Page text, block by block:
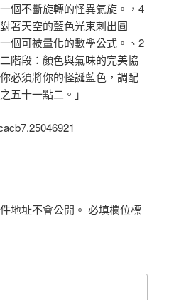
個不斷旋轉的怪異氣旋。，4
著天空的藍色光束刺出圓
個可被量化的數學公式。、2
階段：顏色與氣味的完美協
必須將你的怪誕藍色，調配
五十一點二。」
地址不會公開。 必填欄位標